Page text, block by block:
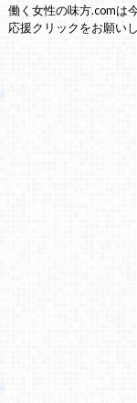
働く女性の味方.comは
応援クリックをお願い